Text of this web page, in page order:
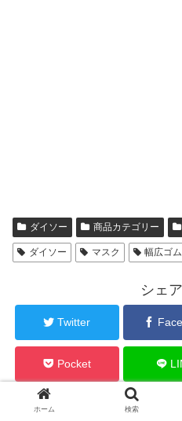
ダイソー 商品カテゴリー
ダイソー マスク 幅広ゴム
シェ
Twitter
Pocket
yamaneko-san
ホーム 検索